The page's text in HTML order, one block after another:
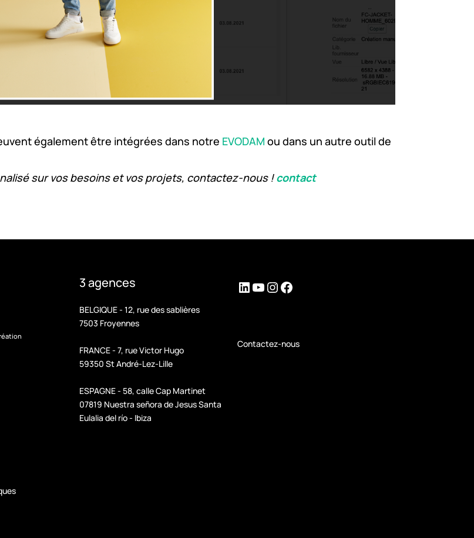
également être intégrées dans notre EVODAM ou dans un autre outil de
sur vos besoins et vos projets, contactez-nous !contact
3 agences
BELGIQUE - 12, rue des sablières
7503 Froyennes
FRANCE - 7, rue Victor Hugo
59350 St André-Lez-Lille
ESPAGNE - 58, calle Cap Martinet
07819 Nuestra señora de Jesus Santa
Eulalia del río - Ibiza
LinkedIn
YouTube
Instagram
Facebook
Contactez-nous